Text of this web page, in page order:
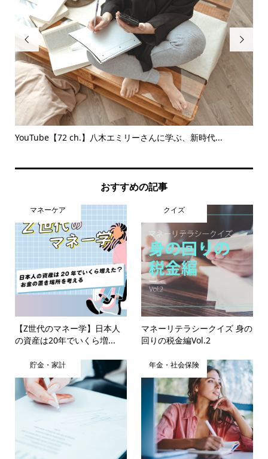

YouTube【72 ch.】八木エミリーさんに学ぶ、新時代...

おすすめの記事
マネーケア
【Z世代のマネー学】日本人
の資産は20年でいくら増...
クイズ
マネーリテラシークイズ 身の
回りの税金編Vol.2
貯金・家計 年金・社会保険